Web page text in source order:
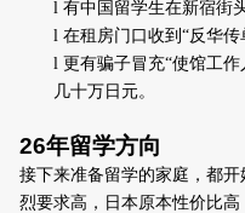
l 有中国留学生在新宿街
l 在租房门口收到“反华传
l 更有骗子冒充“使馆工
几十万日元。
26年留学方向
接下来准备留学的家庭，都
烈要求高，日本原本性价比